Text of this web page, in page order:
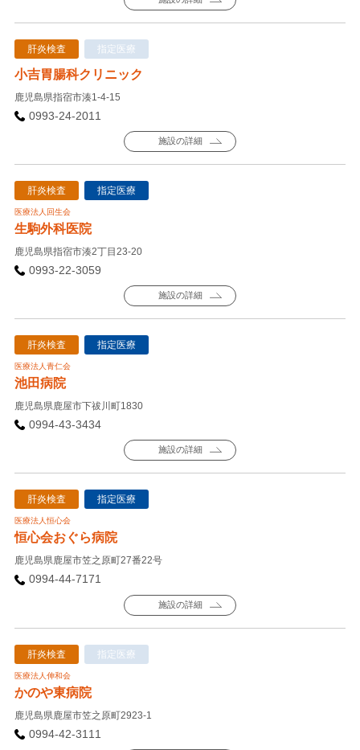
肝炎検査 指定医療
小吉胃腸科クリニック
鹿児島県指宿市湊1-4-15
0993-24-2011
施設の詳細
肝炎検査 指定医療
医療法人回生会
生駒外科医院
鹿児島県指宿市湊2丁目23-20
0993-22-3059
施設の詳細
肝炎検査 指定医療
医療法人青仁会
池田病院
鹿児島県鹿屋市下祓川町1830
0994-43-3434
施設の詳細
肝炎検査 指定医療
医療法人恒心会
恒心会おぐら病院
鹿児島県鹿屋市笠之原町27番22号
0994-44-7171
施設の詳細
肝炎検査 指定医療
医療法人伸和会
かのや東病院
鹿児島県鹿屋市笠之原町2923-1
0994-42-3111